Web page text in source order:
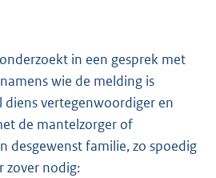
in een gesprek met
wie de melding is
diens vertegenwoordiger en
de mantelzorger of
desgewenst familie, zo spoedig
zover nodig: